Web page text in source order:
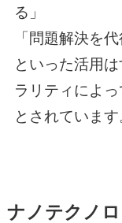
る」
「問題解決を代
といった活用
ラリティによ
とされています
ナノテクノ